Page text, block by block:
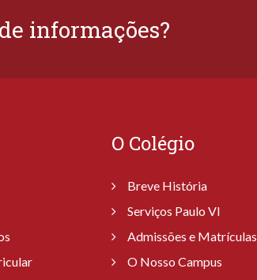
informações?
O Colégio
Breve História
Serviços Paulo VI
Admissões e Matrículas
O Nosso Campus